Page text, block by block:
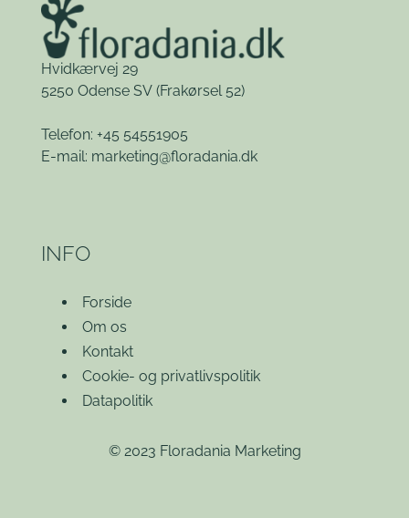
Hvidkærvej 29
5250 Odense SV (Frakørsel 52)
Telefon: +45 54551905
E-mail: marketing@floradania.dk
INFO
Forside
Om os
Kontakt
Cookie- og privatlivspolitik
Datapolitik
© 2023 Floradania Marketing